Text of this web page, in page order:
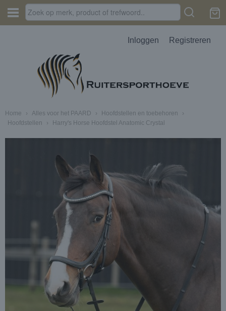
Inloggen Registreren
Home › Alles voor het PAARD › Hoofdstellen en toebehoren
›
Hoofdstellen
› Harry's Horse Hoofdstel Anatomic Crystal